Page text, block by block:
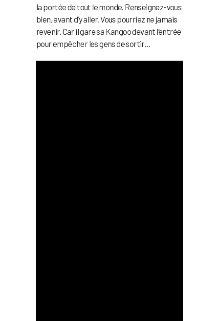
la portée de tout le monde. Renseignez-vous
bien, avant d’y aller. Vous pourriez ne jamais
revenir. Car il gare sa Kangoo devant l’entrée
pour empêcher les gens de sortir…